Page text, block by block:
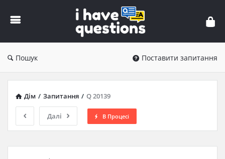
iHaveQuestions
Пошук Поставити запитання
Дім / Запитання / Q 20139
Далі В Процесі